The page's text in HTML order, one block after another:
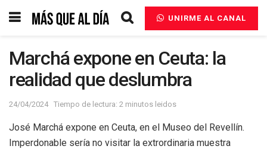
UNIRME AL CANAL
Marchá expone en Ceuta: la
realidad que deslumbra
24/04/2024 Tiempo de lectura: 2 minutos leidos
José Marchá expone en Ceuta, en el Museo del Revellín.
Imperdonable sería no visitar la extrordinaria muestra